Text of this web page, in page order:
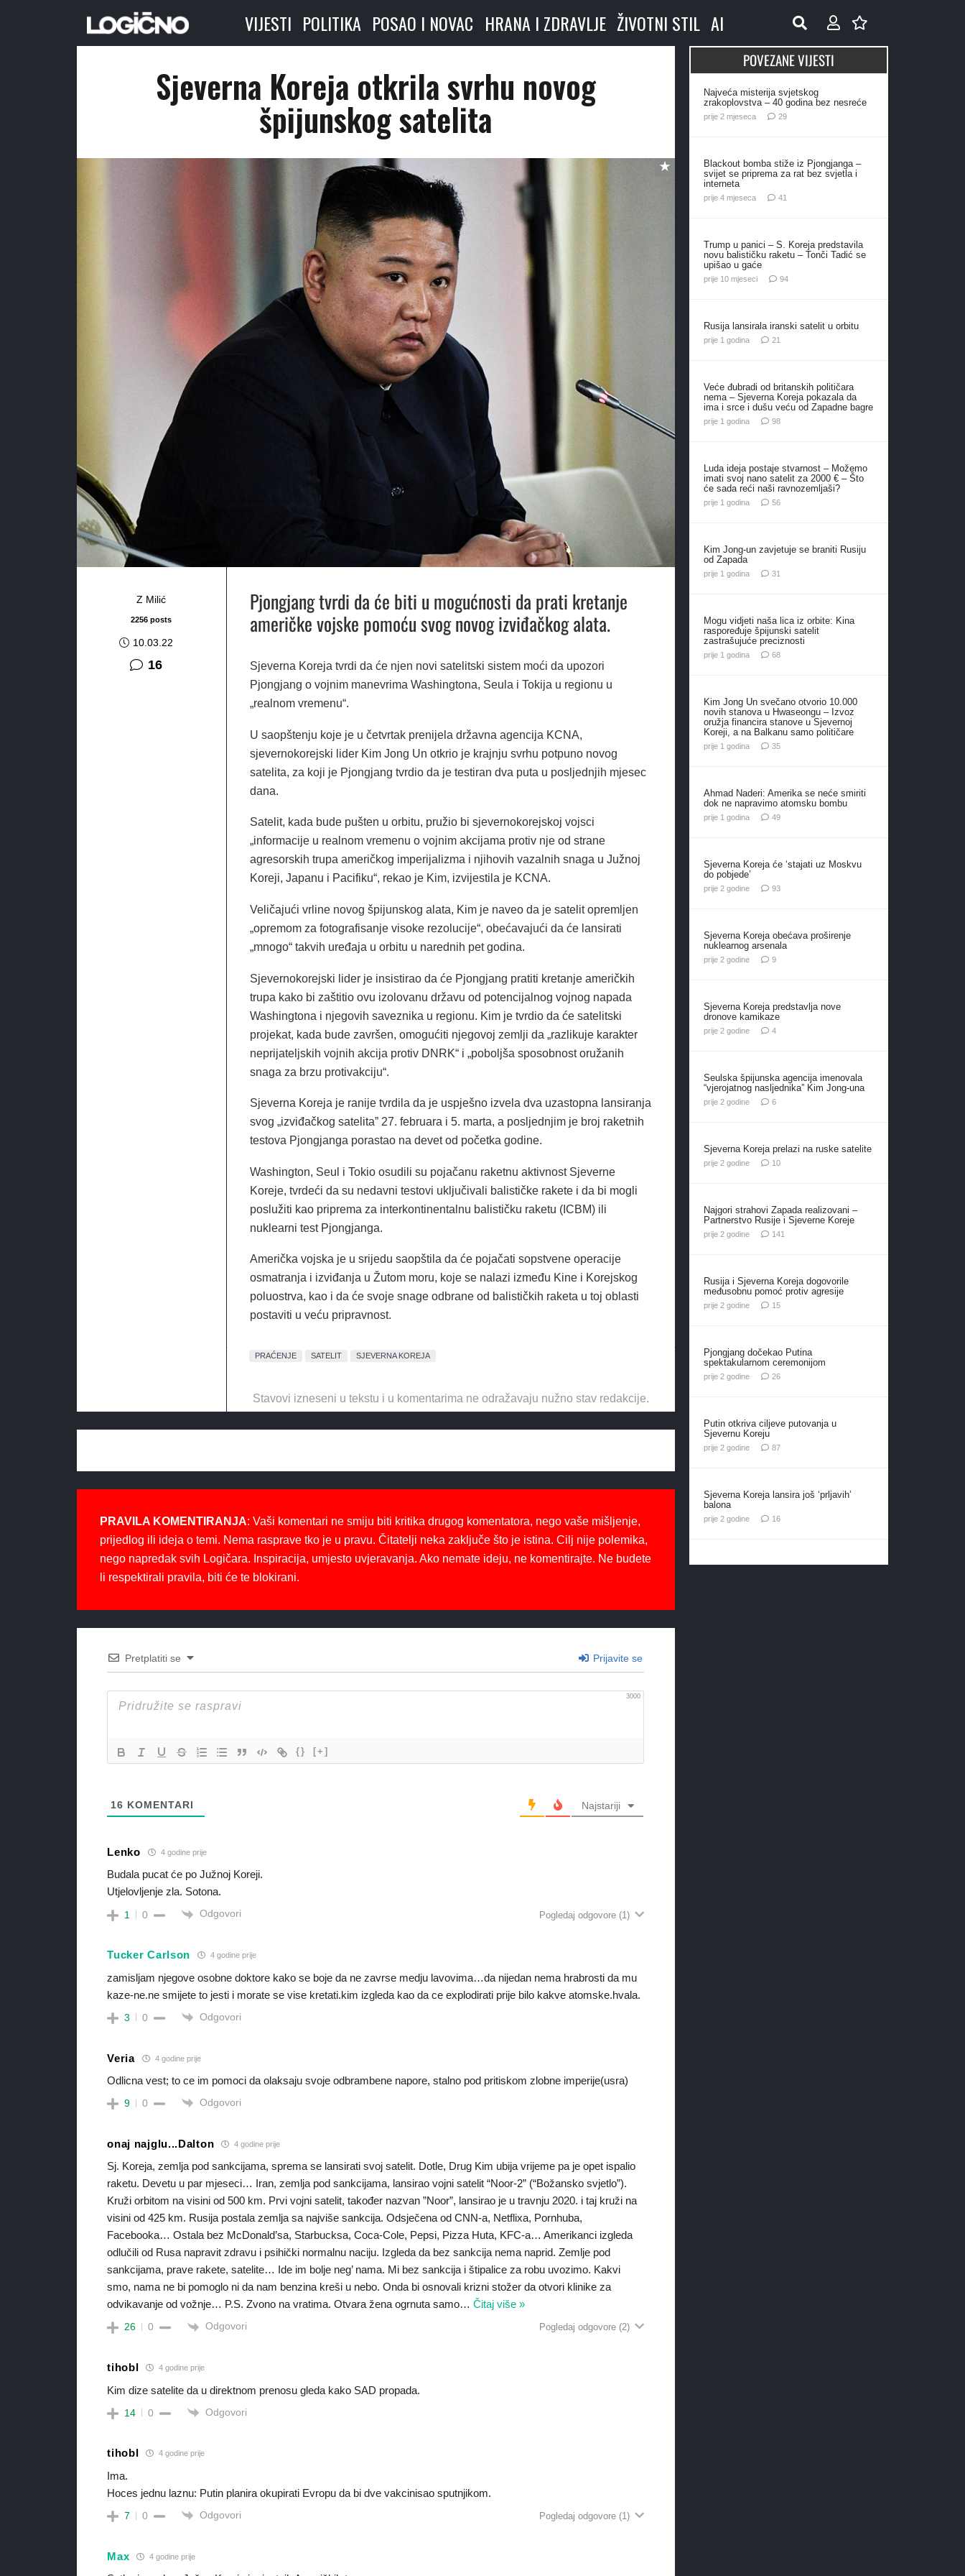
VIJESTI POLITIKA POSAO I NOVAC HRANA I ZDRAVLJE ŽIVOTNI STIL AI
Sjeverna Koreja otkrila svrhu novog
špijunskog satelita
Z Milić
2256 posts
10.03.22
16komentara
Pjongjang tvrdi da će biti u mogućnosti da prati kretanje
američke vojske pomoću svog novog izviđačkog alata.
Sjeverna Koreja tvrdi da će njen novi satelitski sistem moći da upozori
Pjongjang o vojnim manevrima Washingtona, Seula i Tokija u regionu u
„realnom vremenu“.
U saopštenju koje je u četvrtak prenijela državna agencija KCNA,
sjevernokorejski lider Kim Jong Un otkrio je krajnju svrhu potpuno novog
satelita, za koji je Pjongjang tvrdio da je testiran dva puta u posljednjih mjesec
dana.
Satelit, kada bude pušten u orbitu, pružio bi sjevernokorejskoj vojsci
„informacije u realnom vremenu o vojnim akcijama protiv nje od strane
agresorskih trupa američkog imperijalizma i njihovih vazalnih snaga u Južnoj
Koreji, Japanu i Pacifiku“, rekao je Kim, izvijestila je KCNA.
Veličajući vrline novog špijunskog alata, Kim je naveo da je satelit opremljen
„opremom za fotografisanje visoke rezolucije“, obećavajući da će lansirati
„mnogo“ takvih uređaja u orbitu u narednih pet godina.
Sjevernokorejski lider je insistirao da će Pjongjang pratiti kretanje američkih
trupa kako bi zaštitio ovu izolovanu državu od potencijalnog vojnog napada
Washingtona i njegovih saveznika u regionu. Kim je tvrdio da će satelitski
projekat, kada bude završen, omogućiti njegovoj zemlji da „razlikuje karakter
neprijateljskih vojnih akcija protiv DNRK“ i „poboljša sposobnost oružanih
snaga za brzu protivakciju“.
Sjeverna Koreja je ranije tvrdila da je uspješno izvela dva uzastopna lansiranja
svog „izviđačkog satelita” 27. februara i 5. marta, a posljednjim je broj raketnih
testova Pjongjanga porastao na devet od početka godine.
Washington, Seul i Tokio osudili su pojačanu raketnu aktivnost Sjeverne
Koreje, tvrdeći da su nedavni testovi uključivali balističke rakete i da bi mogli
poslužiti kao priprema za interkontinentalnu balističku raketu (ICBM) ili
nuklearni test Pjongjanga.
Američka vojska je u srijedu saopštila da će pojačati sopstvene operacije
osmatranja i izviđanja u Žutom moru, koje se nalazi između Kine i Korejskog
poluostrva, kao i da će svoje snage odbrane od balističkih raketa u toj oblasti
postaviti u veću pripravnost.
PRAĆENJE SATELIT SJEVERNA KOREJA
Stavovi izneseni u tekstu i u komentarima ne odražavaju nužno stav redakcije.
PRAVILA KOMENTIRANJA: Vaši komentari ne smiju biti kritika drugog komentatora, nego vaše mišljenje,
prijedlog ili ideja o temi. Nema rasprave tko je u pravu. Čitatelji neka zaključe što je istina. Cilj nije polemika,
nego napredak svih Logičara. Inspiracija, umjesto uvjeravanja. Ako nemate ideju, ne komentirajte. Ne budete
li respektirali pravila, biti će te blokirani.
Pretplatiti se Prijavite se
3000
{} [+]
16 KOMENTARI Najstariji
Lenko 4 godine prije
Budala pucat će po Južnoj Koreji.
Utjelovljenje zla. Sotona.
1 0 Odgovori Pogledaj odgovore (1)
Tucker Carlson 4 godine prije
zamisljam njegove osobne doktore kako se boje da ne zavrse medju lavovima…da nijedan nema hrabrosti da mu
kaze-ne.ne smijete to jesti i morate se vise kretati.kim izgleda kao da ce explodirati prije bilo kakve atomske.hvala.
3 0 Odgovori
Veria 4 godine prije
Odlicna vest; to ce im pomoci da olaksaju svoje odbrambene napore, stalno pod pritiskom zlobne imperije(usra)
9 0 Odgovori
onaj najglu...Dalton 4 godine prije
Sj. Koreja, zemlja pod sankcijama, sprema se lansirati svoj satelit. Dotle, Drug Kim ubija vrijeme pa je opet ispalio
raketu. Devetu u par mjeseci… Iran, zemlja pod sankcijama, lansirao vojni satelit “Noor-2” (“Božansko svjetlo”).
Kruži orbitom na visini od 500 km. Prvi vojni satelit, također nazvan ”Noor”, lansirao je u travnju 2020. i taj kruži na
visini od 425 km. Rusija postala zemlja sa najviše sankcija. Odsječena od CNN-a, Netflixa, Pornhuba,
Facebooka… Ostala bez McDonald’sa, Starbucksa, Coca-Cole, Pepsi, Pizza Huta, KFC-a… Amerikanci izgleda
odlučili od Rusa napravit zdravu i psihički normalnu naciju. Izgleda da bez sankcija nema naprid. Zemlje pod
sankcijama, prave rakete, satelite… Ide im bolje neg’ nama. Mi bez sankcija i štipalice za robu uvozimo. Kakvi
smo, nama ne bi pomoglo ni da nam benzina kreši u nebo. Onda bi osnovali krizni stožer da otvori klinike za
odvikavanje od vožnje… P.S. Zvono na vratima. Otvara žena ogrnuta samo…Čitaj više »
26 0 Odgovori Pogledaj odgovore (2)
tihobl 4 godine prije
Kim dize satelite da u direktnom prenosu gleda kako SAD propada.
14 0 Odgovori
tihobl 4 godine prije
Ima.
Hoces jednu laznu: Putin planira okupirati Evropu da bi dve vakcinisao sputnjikom.
7 0 Odgovori Pogledaj odgovore (1)
Max 4 godine prije
POVEZANE VIJESTI
Najveća misterija svjetskog
zrakoplovstva – 40 godina bez nesreće
prije 2 mjeseca 29komentara
Blackout bomba stiže iz Pjongjanga –
svijet se priprema za rat bez svjetla i
interneta
prije 4 mjeseca 41
Trump u panici – S. Koreja predstavila
novu balističku raketu – Tonči Tadić se
upišao u gaće
prije 10 mjeseci 94komentara
Rusija lansirala iranski satelit u orbitu
prije 1 godina 21
Veće đubradi od britanskih političara
nema – Sjeverna Koreja pokazala da
ima i srce i dušu veću od Zapadne bagre
prije 1 godina 98komentara
Luda ideja postaje stvarnost – Možemo
imati svoj nano satelit za 2000 € – Što
će sada reći naši ravnozemljaši?
prije 1 godina 56komentara
Kim Jong-un zavjetuje se braniti Rusiju
od Zapada
prije 1 godina 31
Mogu vidjeti naša lica iz orbite: Kina
raspoređuje špijunski satelit
zastrašujuće preciznosti
prije 1 godina 68komentara
Kim Jong Un svečano otvorio 10.000
novih stanova u Hwaseongu – Izvoz
oružja financira stanove u Sjevernoj
Koreji, a na Balkanu samo političare
prije 1 godina 35komentara
Ahmad Naderi: Amerika se neće smiriti
dok ne napravimo atomsku bombu
prije 1 godina 49komentara
Sjeverna Koreja će ‘stajati uz Moskvu
do pobjede’
prije 2 godine 93komentara
Sjeverna Koreja obećava proširenje
nuklearnog arsenala
prije 2 godine 9komentara
Sjeverna Koreja predstavlja nove
dronove kamikaze
prije 2 godine 4komentara
Seulska špijunska agencija imenovala
“vjerojatnog nasljednika” Kim Jong-una
prije 2 godine 6komentara
Sjeverna Koreja prelazi na ruske satelite
prije 2 godine 10komentara
Najgori strahovi Zapada realizovani –
Partnerstvo Rusije i Sjeverne Koreje
prije 2 godine 141
Rusija i Sjeverna Koreja dogovorile
međusobnu pomoć protiv agresije
prije 2 godine 15komentara
Pjongjang dočekao Putina
spektakularnom ceremonijom
prije 2 godine 26komentara
Putin otkriva ciljeve putovanja u
Sjevernu Koreju
prije 2 godine 87komentara
Sjeverna Koreja lansira još ‘prljavih’
balona
prije 2 godine 16komentara